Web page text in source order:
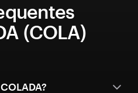
(COLA)